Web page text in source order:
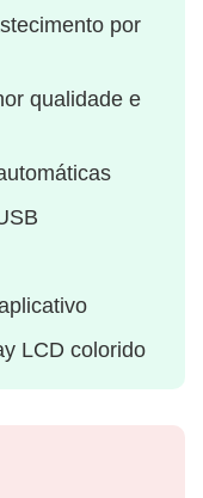
por
qualidade e
LCD colorido